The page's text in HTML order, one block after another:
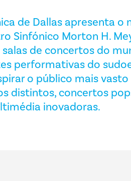
de Dallas apresenta o
Sinfónico Morton H.
de concertos do
performativas do
o público mais
distintos, concertos
inovadoras.